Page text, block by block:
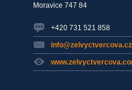
Moravice 747 84
+420 731 521 858
info@zelvyctvercova.cz